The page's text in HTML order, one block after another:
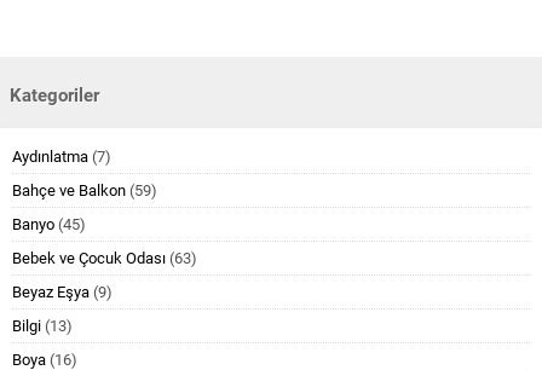
Kategoriler
Aydınlatma (7)
Bahçe ve Balkon (59)
Banyo (45)
Bebek ve Çocuk Odası (63)
Beyaz Eşya (9)
Bilgi (13)
Boya (16)